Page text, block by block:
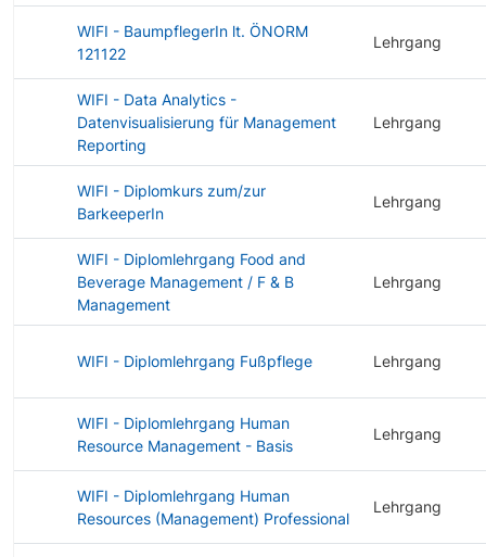
WIFI - BaumpflegerIn lt. ÖNORM
121122
Lehrgang
WIFI - Data Analytics -
Datenvisualisierung für Management
Reporting
Lehrgang
WIFI - Diplomkurs zum/zur
BarkeeperIn
Lehrgang
WIFI - Diplomlehrgang Food and
Beverage Management / F & B
Management
Lehrgang
WIFI - Diplomlehrgang Fußpflege Lehrgang
WIFI - Diplomlehrgang Human
Resource Management - Basis
Lehrgang
WIFI - Diplomlehrgang Human
Resources (Management) Professional
Lehrgang